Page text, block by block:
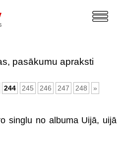
pasākumu apraksti
244 245 246 247 248 »
singlu no albuma Uijā, uijā